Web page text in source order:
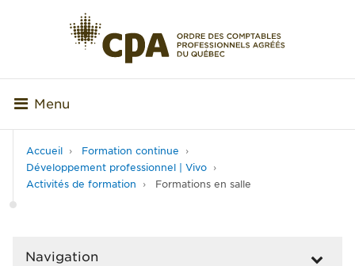
Menu
Accueil
Formation continue
Développement professionnel | Vivo
Activités de formation
Formations en salle
Navigation